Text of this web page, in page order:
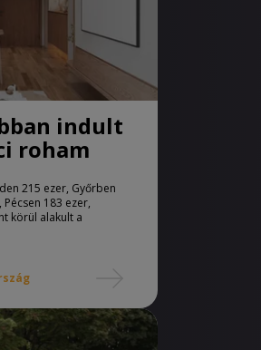
indult
roham
215 ezer, Győrben
183 ezer,
körül alakult a